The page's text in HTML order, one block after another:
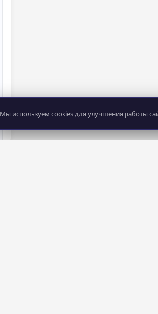
Мы используем cookies для улучшения работы